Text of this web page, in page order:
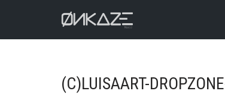
(C)LUISAART-